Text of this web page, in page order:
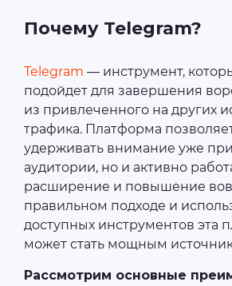
Почему Telegram?
Telegram — инструмент,
подойдет для завершения
из привлеченного на других
трафика. Платформа
удерживать внимание уже
аудитории, но и активно
расширение и повышение
правильном подходе и
доступных инструментов эта
может стать мощным
Рассмотрим основные